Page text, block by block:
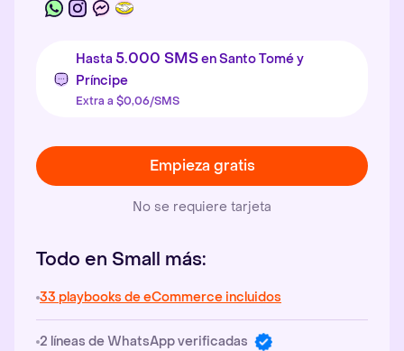
Hasta 5.000 SMSen Santo Tomé y
Príncipe
Extra a $0,06/SMS
Empieza gratis
No se requiere tarjeta
Todo en Small más:
33 playbooks de eCommerce incluidos
2 líneas de WhatsApp verificadas